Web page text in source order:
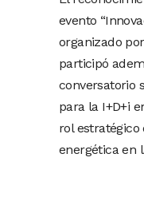
evento
organizado
participó
conversatorio
para la I+D+i
rol estratégico
energética en